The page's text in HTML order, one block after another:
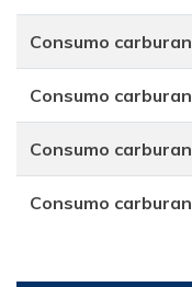
Consumo
Consumo
Consumo
Consumo